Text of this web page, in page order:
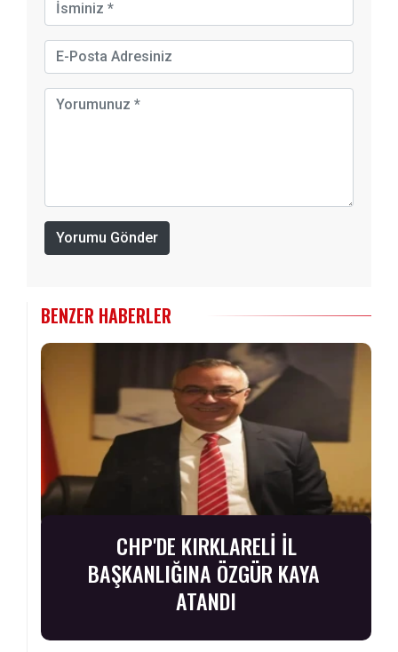
Yorumu Gönder
BENZER HABERLER
CHP'DE KIRKLARELİ İL
BAŞKANLIĞINA ÖZGÜR KAYA
ATANDI